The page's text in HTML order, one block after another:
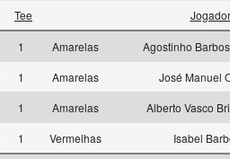
Tee Jogador
1 Amarelas Agostinho
1 Amarelas José Manuel
1 Amarelas Alberto Vasco
1 Vermelhas Isabel